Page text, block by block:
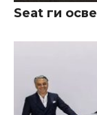
Seat ги